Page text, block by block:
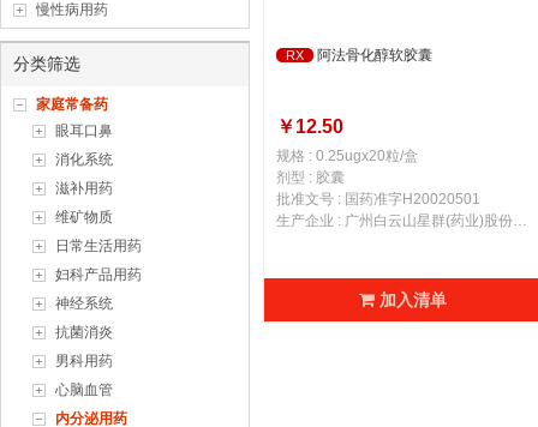
慢性病用药
分类筛选
家庭常备药
眼耳口鼻
消化系统
滋补用药
维矿物质
日常生活用药
妇科产品用药
神经系统
抗菌消炎
男科用药
心脑血管
内分泌用药
RX 阿法骨化醇软胶囊
￥12.50
规格 : 0.25ugx20粒/盒
剂型 : 胶囊
批准文号 : 国药准字H20020501
生产企业 : 广州白云山星群(药业)股份有限公司
加入清单